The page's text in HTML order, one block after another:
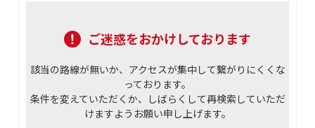
ご迷惑をおかけしております
該当の路線が無いか、アクセスが集中して繋がりにくくな
っております。
条件を変えていただくか、しばらくして再検索していただ
けますようお願い申し上げます。